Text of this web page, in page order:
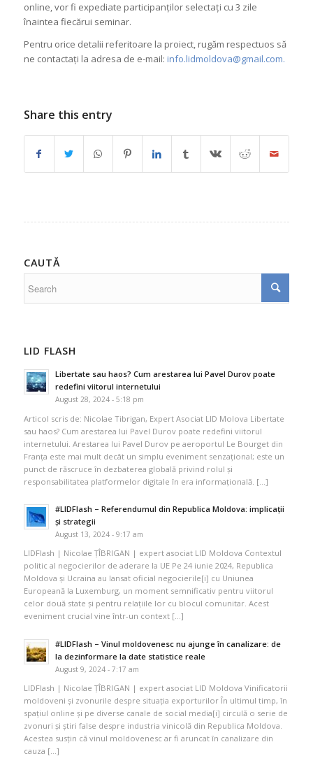
online, vor fi expediate participanților selectați cu 3 zile
înaintea fiecărui seminar.
Pentru orice detalii referitoare la proiect, rugăm respectuos să
ne contactați la adresa de e-mail: info.lidmoldova@gmail.com.
Share this entry
CAUTĂ
LID FLASH
Libertate sau haos? Cum arestarea lui Pavel Durov poate
redefini viitorul internetului
August 28, 2024 - 5:18 pm
Articol scris de: Nicolae Tibrigan, Expert Asociat LID Molova Libertate
sau haos? Cum arestarea lui Pavel Durov poate redefini viitorul
internetului. Arestarea lui Pavel Durov pe aeroportul Le Bourget din
Franța este mai mult decât un simplu eveniment senzațional; este un
punct de răscruce în dezbaterea globală privind rolul și
responsabilitatea platformelor digitale în era informațională. […]
#LIDFlash – Referendumul din Republica Moldova: implicații
și strategii
August 13, 2024 - 9:17 am
LIDFlash | Nicolae ȚÎBRIGAN | expert asociat LID Moldova Contextul
politic al negocierilor de aderare la UE Pe 24 iunie 2024, Republica
Moldova și Ucraina au lansat oficial negocierile[i] cu Uniunea
Europeană la Luxemburg, un moment semnificativ pentru viitorul
celor două state și pentru relațiile lor cu blocul comunitar. Acest
eveniment crucial vine într-un context […]
#LIDFlash – Vinul moldovenesc nu ajunge în canalizare: de
la dezinformare la date statistice reale
August 9, 2024 - 7:17 am
LIDFlash | Nicolae ȚÎBRIGAN | expert asociat LID Moldova Vinificatorii
moldoveni și zvonurile despre situația exporturilor În ultimul timp, în
spațiul online și pe diverse canale de social media[i] circulă o serie de
zvonuri și știri false despre industria vinicolă din Republica Moldova.
Acestea susțin că vinul moldovenesc ar fi aruncat în canalizare din
cauza […]